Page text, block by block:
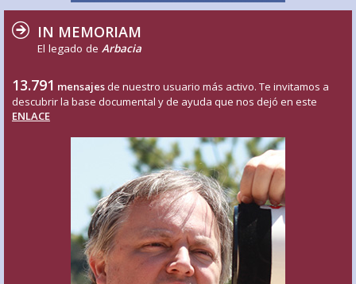
IN MEMORIAM
El legado de Arbacia
13.791 mensajes de nuestro usuario más activo. Te invitamos a
descubrir la base documental y de ayuda que nos dejó en este
ENLACE